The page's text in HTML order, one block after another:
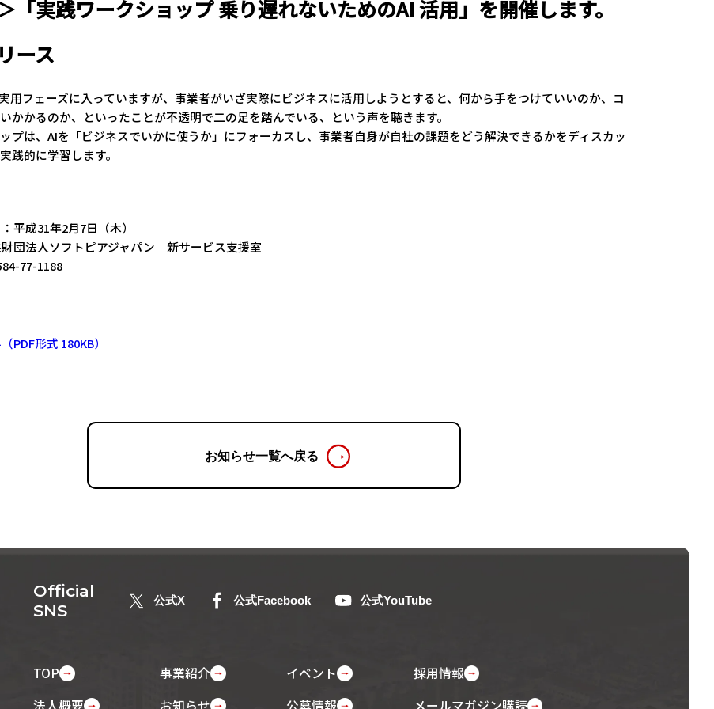
「実践ワークショップ 乗り遅れないためのAI 活用」を開催します。
ース
用フェーズに入っていますが、事業者がいざ実際にビジネスに活用しようとすると、何から手をつけていいのか、コ
かかるのか、といったことが不透明で二の足を踏んでいる、という声を聴きます。
プは、AIを「ビジネスでいかに使うか」にフォーカスし、事業者自身が自社の課題をどう解決できるかをディスカッ
践的に学習します。
平成31年2月7日（木）
財団法人ソフトピアジャパン 新サービス支援室
77-1188
PDF形式 180KB）
お知らせ一覧へ戻る
Official
SNS
公式X 公式Facebook 公式YouTube
TOP 事業紹介 イベント
採用情報